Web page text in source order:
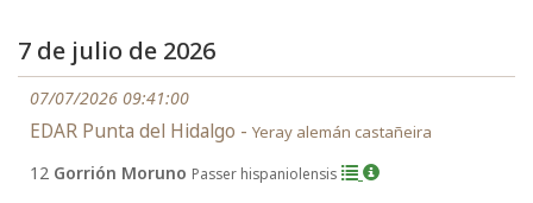
7 de julio de 2026
07/07/2026 09:41:00
EDAR Punta del Hidalgo - Yeray alemán castañeira
12 Gorrión Moruno Passer hispaniolensis